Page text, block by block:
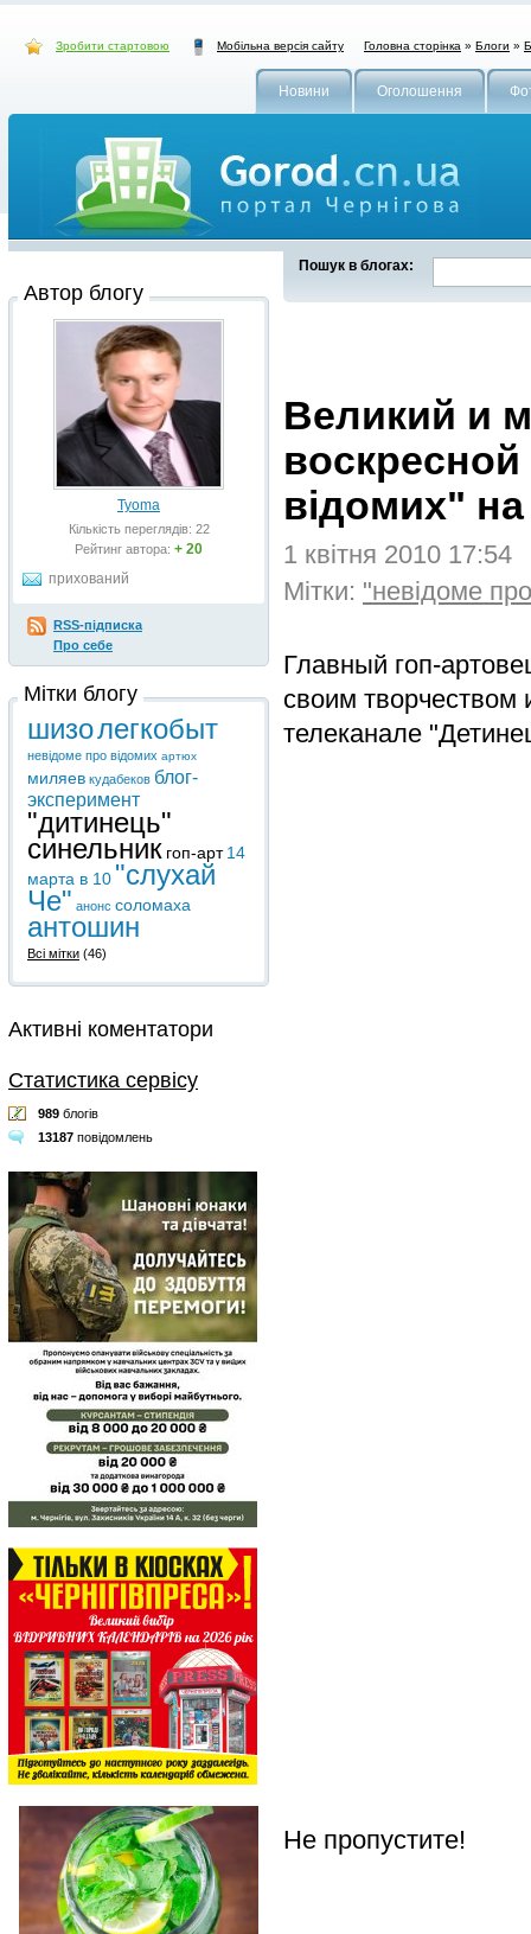
Зробити стартовою Мобільна версія сайту Головна сторінка » Блоги »
Новини Оголошення
Пошук в блогах:
Великий и
відомих"
1 квітня 2010
Мітки: "невідоме
Главный гоп-
своим
телеканале
Не пропустите!
Автор блогу
Tyoma
Кількість переглядів: 22
Рейтинг автора: + 20
прихований
RSS-підписка
Про себе
Мітки блогу
шизолегкобыт
невідоме про відомих артюх
миляев кудабеков блог-
эксперимент
"дитинець"
синельник гоп-арт 14
марта в 10 "слухай
Че" анонс соломаха
антошин
Всі мітки (46)
Активні коментатори
Статистика сервісу
989 блогів
13187 повідомлень